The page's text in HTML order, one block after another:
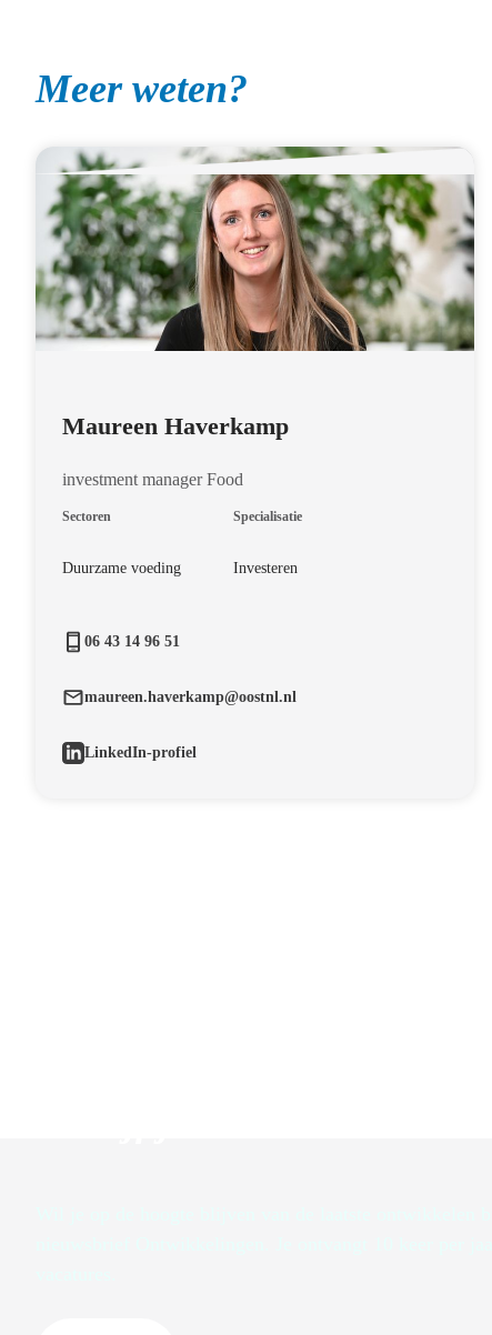
Meer weten?
Maureen Haverkamp
investment manager Food
Sectoren
Duurzame voeding
Specialisatie
Investeren
06 43 14 96 51
maureen.haverkamp@oostnl.nl
LinkedIn-profiel